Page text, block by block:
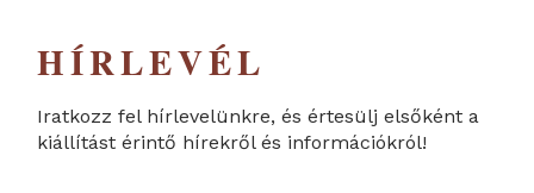
HÍRLEVÉL
Iratkozz fel hírlevelünkre, és értesülj elsőként a
kiállítást érintő hírekről és információkról!